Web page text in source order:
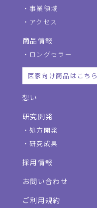
事業領域
アクセス
商品情報
ロングセラー
医家向け商品はこちら
想い
研究開発
処方開発
研究成果
採用情報
お問い合わせ
ご利用規約